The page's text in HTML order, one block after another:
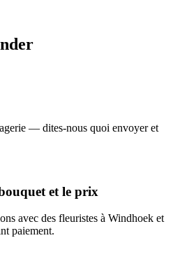
— dites-nous quoi envoyer et
et le prix
avec des fleuristes à Windhoek et
paiement.